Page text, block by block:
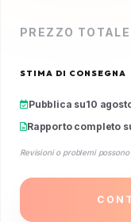
PREZZO TOTALE
STIMA DI CONSEGNA
Pubblica su10
Rapporto completo
Revisioni o problemi